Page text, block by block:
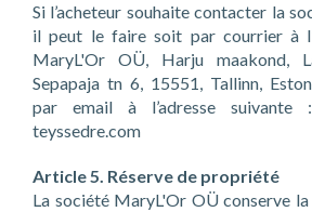
Si l’acheteur souhaite contacter la
il peut le faire soit par courrier à
MaryL'Or OÜ, Harju maakond,
Sepapaja tn 6, 15551, Tallinn,
par email à l’adresse suivante
teyssedre.com
Article 5. Réserve de propriété
La société MaryL'Or OÜ conserve